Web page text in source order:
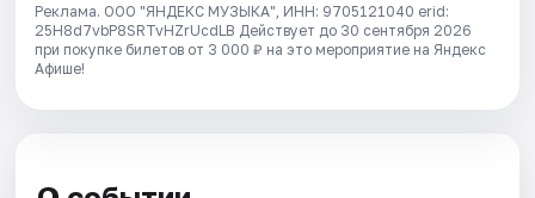
Реклама. ООО "ЯНДЕКС МУЗЫКА", ИНН: 9705121040 erid:
25H8d7vbP8SRTvHZrUcdLB Действует до 30 сентября 2026
при покупке билетов от 3 000 ₽ на это мероприятие на Яндекс
Афише!